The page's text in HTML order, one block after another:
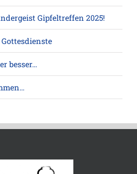
Gipfeltreffen 2025!
besser…